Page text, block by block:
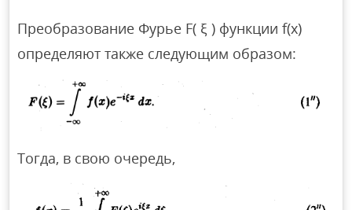
Преобразование Фурье F( ξ ) функции f(х)
определяют также следующим образом:
Тогда, в свою очередь,